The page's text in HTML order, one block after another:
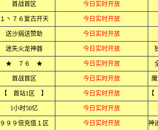
首战首区 今日实时开放
１丶７６复古开天 今日实时开放
送沙捐送赞助 今日实时开放
迷失火龙神器 今日实时开放
★ ７６ ★ 今日实时开放
首战首区 今日实时开放
【 首站1区 】 今日实时开放
1小时50亿 今日实时开放
９９９倍充值１区 今日实时开放